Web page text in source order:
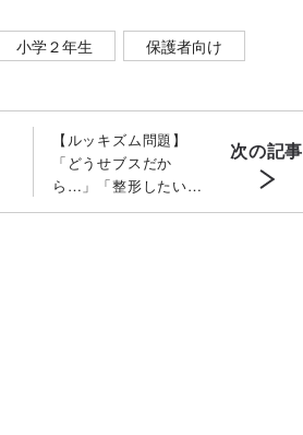
小学２年生 保護者向け
【ルッキズム問題】
「どうせブスだか
ら…」「整形したい」
と悩む我が子 親の答
次の記事